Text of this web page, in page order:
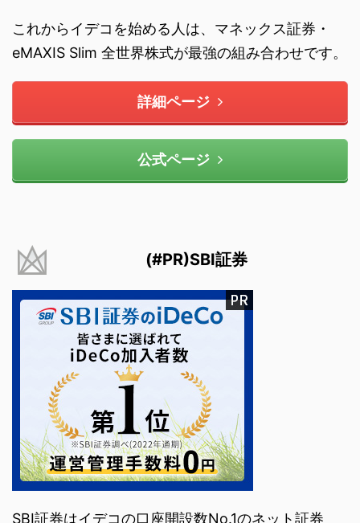
これからイデコを始める人は、マネックス証券・
eMAXIS Slim 全世界株式が最強の組み合わせです。
詳細ページ
公式ページ
(#PR)SBI証券
SBI証券はイデコの口座開設数No.1のネット証券